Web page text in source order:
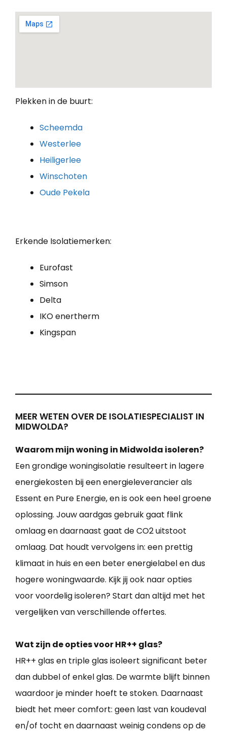
Plekken in de buurt:
Scheemda
Westerlee
Heiligerlee
Winschoten
Oude Pekela
Erkende Isolatiemerken:
Eurofast
Simson
Delta
IKO enertherm
Kingspan
MEER WETEN OVER DE ISOLATIESPECIALIST IN
MIDWOLDA?
Waarom mijn woning in Midwolda isoleren?
Een grondige woningisolatie resulteert in lagere
energiekosten bij een energieleverancier als
Essent en Pure Energie, en is ook een heel groene
oplossing. Jouw aardgas gebruik gaat flink
omlaag en daarnaast gaat de CO2 uitstoot
omlaag. Dat houdt vervolgens in: een prettig
klimaat in huis en een beter energielabel en dus
hogere woningwaarde. Kijk jij ook naar opties
voor voordelig isoleren? Start dan altijd met het
vergelijken van verschillende offertes.
Wat zijn de opties voor HR++ glas?
HR++ glas en triple glas isoleert significant beter
dan dubbel of enkel glas. De warmte blijft binnen
waardoor je minder hoeft te stoken. Daarnaast
biedt het meer comfort: geen last van koudeval
en/of tocht en daarnaast weinig condens op de